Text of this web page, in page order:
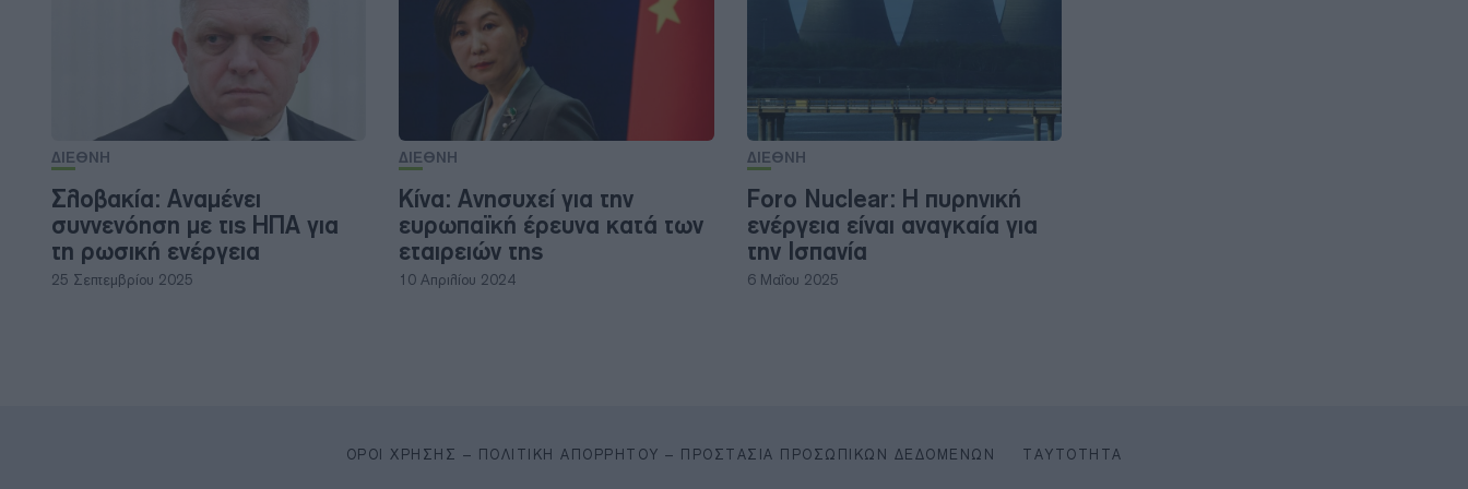
ΔΙΕΘΝΗ
Σλοβακία: Αναμένει
συννενόηση με τις ΗΠΑ για
τη ρωσική ενέργεια
25 Σεπτεμβρίου 2025
ΔΙΕΘΝΗ
Κίνα: Ανησυχεί για την
ευρωπαϊκή έρευνα κατά των
εταιρειών της
10 Απριλίου 2024
ΔΙΕΘΝΗ
Foro Nuclear: Η πυρηνική
ενέργεια είναι αναγκαία για
την Ισπανία
6 Μαΐου 2025
ΌΡΟΙ ΧΡΉΣΗΣ – ΠΟΛΙΤΙΚΉ ΑΠΟΡΡΉΤΟΥ – ΠΡΟΣΤΑΣΊΑ ΠΡΟΣΩΠΙΚΏΝ ΔΕΔΟΜΈΝΩΝ ΤΑΥΤΌΤΗΤΑ